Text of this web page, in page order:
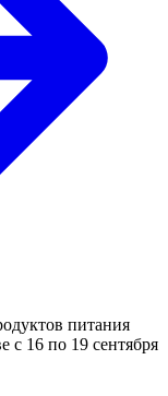
питания
с 16 по 19 сентября